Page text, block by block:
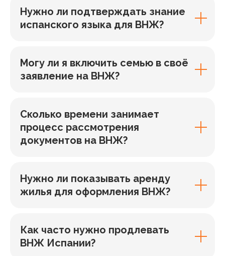
Нужно ли подтверждать знание
испанского языка для ВНЖ?
Могу ли я включить семью в своё
заявление на ВНЖ?
Сколько времени занимает
процесс рассмотрения
документов на ВНЖ?
Нужно ли показывать аренду
жилья для оформления ВНЖ?
Как часто нужно продлевать
ВНЖ Испании?